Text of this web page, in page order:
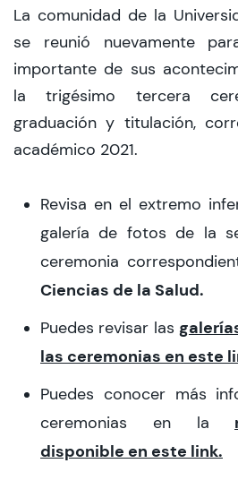
UGM Online
Language Center
CIEO
Contacto y Horarios
modo claro
La comunidad de la
se reunió nuevamente
importante de sus
la trigésimo tercera
graduación y titulación,
académico 2021.
Revisa en el extremo
galería de fotos de la
ceremonia
Ciencias de la Salud.
Puedes revisar las
las ceremonias en este
Puedes conocer más
ceremonias en la
disponible en este link.